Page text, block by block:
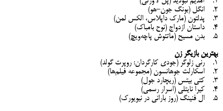
2. انگل (بونگ جون-هو)
3. پدلتون (مارک داپلاس، الکس لمن)
4. داستان ازدواج (نوح بامباک)
5. بدن مسیح (ماتئوش پاچه‌ویچ)
بهترین بازیگر زن
1. رنی زلوگر (جودی کارگردان: روپرت گولد)
2. اسکارلت جوهانسون (مجموعه فیلم‌ها)
3. کتی بیتس (ریچارد جول)
4. کیرا نایتلی (اسرار رسمی)
5. ال فنینگ (روز بارانی در نیویورک)